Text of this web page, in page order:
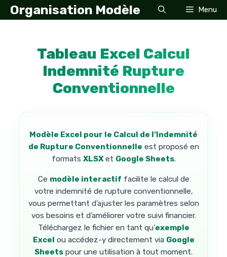
AllerOrganisation Modèle Menu
Tableau Excel Calcul
Indemnité Rupture
Conventionnelle
Modèle Excel pour le Calcul de l’Indemnité
de Rupture Conventionnelle est proposé en
formats XLSXet Google Sheets.
Ce modèle interactif facilite le calcul de
votre indemnité de rupture conventionnelle,
vous permettant d’ajuster les paramètres selon
vos besoins et d’améliorer votre suivi financier.
Téléchargez le fichier en tant qu’exemple
Excel ou accédez-y directement via Google
Sheets pour une utilisation à tout moment.